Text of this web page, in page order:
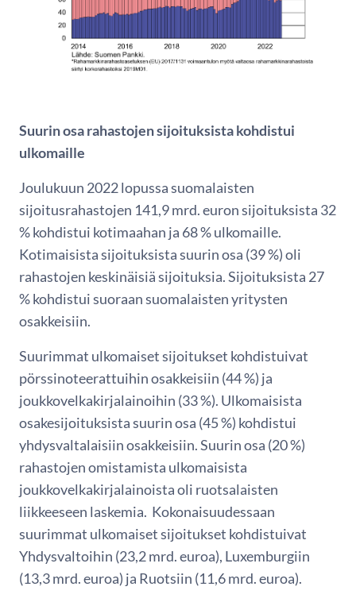
Suurin osa rahastojen sijoituksista kohdistui
ulkomaille
Joulukuun 2022 lopussa suomalaisten
sijoitusrahastojen 141,9 mrd. euron sijoituksista 32
% kohdistui kotimaahan ja 68 % ulkomaille.
Kotimaisista sijoituksista suurin osa (39 %) oli
rahastojen keskinäisiä sijoituksia. Sijoituksista 27
% kohdistui suoraan suomalaisten yritysten
osakkeisiin.
Suurimmat ulkomaiset sijoitukset kohdistuivat
pörssinoteerattuihin osakkeisiin (44 %) ja
joukkovelkakirjalainoihin (33 %). Ulkomaisista
osakesijoituksista suurin osa (45 %) kohdistui
yhdysvaltalaisiin osakkeisiin. Suurin osa (20 %)
rahastojen omistamista ulkomaisista
joukkovelkakirjalainoista oli ruotsalaisten
liikkeeseen laskemia. Kokonaisuudessaan
suurimmat ulkomaiset sijoitukset kohdistuivat
Yhdysvaltoihin (23,2 mrd. euroa), Luxemburgiin
(13,3 mrd. euroa) ja Ruotsiin (11,6 mrd. euroa).